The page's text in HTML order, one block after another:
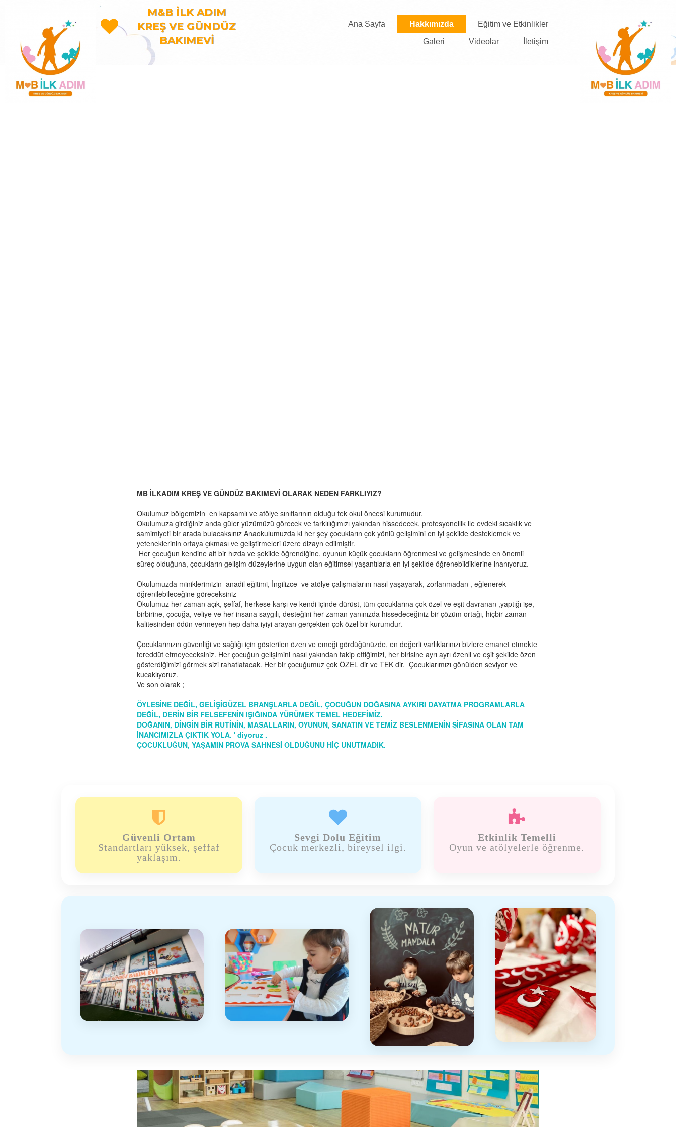

M&B İLK ADIM
KREŞ VE GÜNDÜZ
BAKIMEVİ
Ana Sayfa Hakkımızda Eğitim ve Etkinlikler
Galeri Videolar İletişim
MB İLKADIM KREŞ VE GÜNDÜZ BAKIMEVİ OLARAK NEDEN FARKLIYIZ?
Okulumuz bölgemizin en kapsamlı ve atölye sınıflarının olduğu tek okul öncesi kurumudur.
Okulumuza girdiğiniz anda güler yüzümüzü görecek ve farklılığımızı yakından hissedecek, profesyonellik ile evdeki sıcaklık ve
samimiyeti bir arada bulacaksınız Anaokulumuzda ki her şey çocukların çok yönlü gelişimini en iyi şekilde desteklemek ve
yeteneklerinin ortaya çıkması ve geliştirmeleri üzere dizayn edilmiştir.
Her çocuğun kendine ait bir hızda ve şekilde öğrendiğine, oyunun küçük çocukların öğrenmesi ve gelişmesinde en önemli
süreç olduğuna, çocukların gelişim düzeylerine uygun olan eğitimsel yaşantılarla en iyi şekilde öğrenebildiklerine inanıyoruz.
Okulumuzda miniklerimizin anadil eğitimi, İngilizce ve atölye çalışmalarını nasıl yaşayarak, zorlanmadan , eğlenerek
öğrenilebileceğine göreceksiniz
Okulumuz her zaman açık, şeffaf, herkese karşı ve kendi içinde dürüst, tüm çocuklarına çok özel ve eşit davranan ,yaptığı işe,
birbirine, çocuğa, veliye ve her insana saygılı, desteğini her zaman yanınızda hissedeceğiniz bir çözüm ortağı, hiçbir zaman
kalitesinden ödün vermeyen hep daha iyiyi arayan gerçekten çok özel bir kurumdur.
Çocuklarınızın güvenliği ve sağlığı için gösterilen özen ve emeği gördüğünüzde, en değerli varlıklarınızı bizlere emanet etmekte
tereddüt etmeyeceksiniz. Her çocuğun gelişimini nasıl yakından takip ettiğimizi, her birisine ayrı ayrı özenli ve eşit şekilde özen
gösterdiğimizi görmek sizi rahatlatacak. Her bir çocuğumuz çok ÖZEL dir ve TEK dir. Çocuklarımızı gönülden seviyor ve
kucaklıyoruz.
Ve son olarak ;
ÖYLESİNE DEĞİL, GELİŞİGÜZEL BRANŞLARLA DEĞİL, ÇOCUĞUN DOĞASINA AYKIRI DAYATMA PROGRAMLARLA
DEĞİL, DERİN BİR FELSEFENİN IŞIĞINDA YÜRÜMEK TEMEL HEDEFİMİZ.
DOĞANIN, DİNGİN BİR RUTİNİN, MASALLARIN, OYUNUN, SANATIN VE TEMİZ BESLENMENİN ŞİFASINA OLAN TAM
İNANCIMIZLA ÇIKTIK YOLA. ' diyoruz .
ÇOCUKLUĞUN, YAŞAMIN PROVA SAHNESİ OLDUĞUNU HİÇ UNUTMADIK.

Güvenli Ortam
Standartları yüksek, şeffaf
yaklaşım.

Sevgi Dolu Eğitim
Çocuk merkezli, bireysel ilgi.

Etkinlik Temelli
Oyun ve atölyelerle öğrenme.